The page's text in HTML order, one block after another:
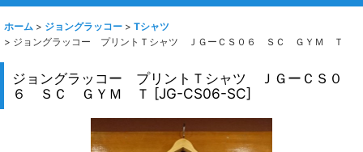
ホーム > ジョングラッコー > Tシャツ
> ジョングラッコー プリントＴシャツ ＪＧーＣＳ０６ ＳＣ ＧＹＭ Ｔ
ジョングラッコー プリントＴシャツ ＪＧーＣＳ０
６ ＳＣ ＧＹＭ Ｔ [JG-CS06-SC]